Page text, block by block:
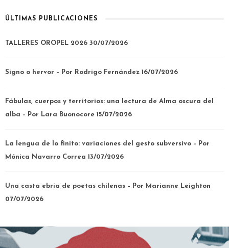
ÚLTIMAS PUBLICACIONES
TALLERES OROPEL 2026 30/07/2026
Signo o hervor – Por Rodrigo Fernández 16/07/2026
Fábulas, cuerpos y territorios: una lectura de Alma oscura del
alba – Por Lara Buonocore 15/07/2026
La lengua de lo finito: variaciones del gesto subversivo – Por
Mónica Navarro Correa 13/07/2026
Una casta ebria de poetas chilenas – Por Marianne Leighton
07/07/2026